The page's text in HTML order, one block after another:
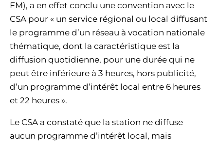
FM), a en effet conclu une convention avec le
CSA pour « un service régional ou local diffusant
le programme d’un réseau à vocation nationale
thématique, dont la caractéristique est la
diffusion quotidienne, pour une durée qui ne
peut être inférieure à 3 heures, hors publicité,
d’un programme d’intérêt local entre 6 heures
et 22 heures ».
Le CSA a constaté que la station ne diffuse
aucun programme d’intérêt local, mais